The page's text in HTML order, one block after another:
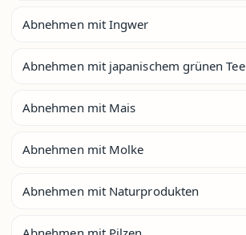
Abnehmen mit Ingwer
Abnehmen mit japanischem grünen Tee
Abnehmen mit Mais
Abnehmen mit Molke
Abnehmen mit Naturprodukten